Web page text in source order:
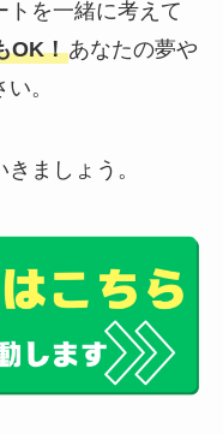
トを一緒に考えて
OK！あなたの夢や
。
ましょう。